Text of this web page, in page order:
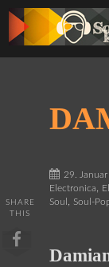
29.
Electronica,
Soul , Soul-
SHARE
THIS